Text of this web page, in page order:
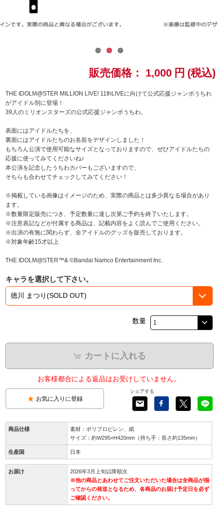
ラブライブ！
ラブライブ！サンシャイン‼
ラブライブ！虹ヶ咲学園スクールアイドル同好会
ラブライブ！スーパースター!!
アイドリッシュセブン
モフモフパレード
販売価格： 1,000 円 (税込)
THE IDOLM@STER MILLION LIVE! 11thLIVEに向けて公式応援ジャンボうちわ
がアイドル別に登場！
39人のミリオンスターズの公式応援ジャンボうちわ。
表面にはアイドルたちを、
裏面にはアイドルたちのお名前をデザインしました！
もちろん公演で使用可能なサイズとなっておりますので、ぜひアイドルたちの
応援に使ってみてくださいね♪
本公演を記念したうちわカバーもございますので、
そちらも合わせてチェックしてみてください！
※掲載している画像はイメージのため、実際の商品とは多少異なる場合があり
ます。
※数量限定販売につき、予定数量に達し次第ご予約を終了いたします。
※注意表記などが付属する商品は、記載内容をよく読んでご使用ください。
※出演の有無に関わらず、全アイドルのグッズを販売しております。
※対象年齢15才以上
THE IDOLM@STER™& ©Bandai Namco Entertainment Inc.
キャラを選択して下さい。
数量
カートに入れる
お客様都合による返品はお受けしていません。
お気に入りに登録
シェアする
商品仕様
素材：ポリプロピレン、紙
サイズ：約W295×H420mm（持ち手：長さ約135mm）
生産国 日本
お届け
2026年3月上旬以降順次
※他の商品とあわせてご注文いただいた場合は全商品が揃
ってからの発送となるため、各商品のお届け予定日を必ず
ご確認ください。